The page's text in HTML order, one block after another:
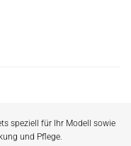
speziell für Ihr Modell sowie
und Pflege.